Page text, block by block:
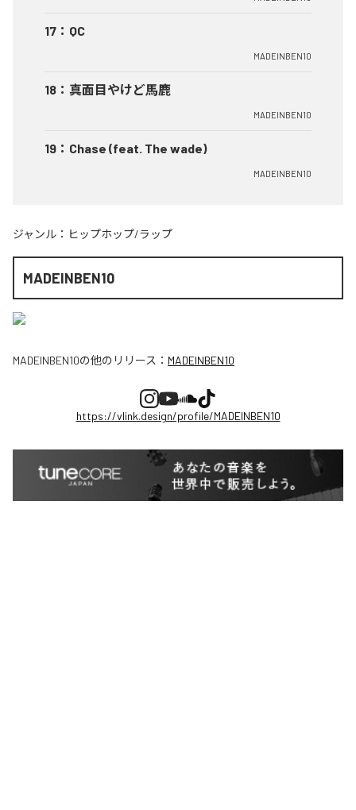
17 ： QC
MADEINBEN10
18 ： 真面目やけど馬鹿
MADEINBEN10
19 ： Chase (feat. The wade)
MADEINBEN10
ジャンル： ヒップホップ/ラップ
MADEINBEN10
MADEINBEN10の他のリリース： MADEINBEN10
https://vlink.design/profile/MADEINBEN10